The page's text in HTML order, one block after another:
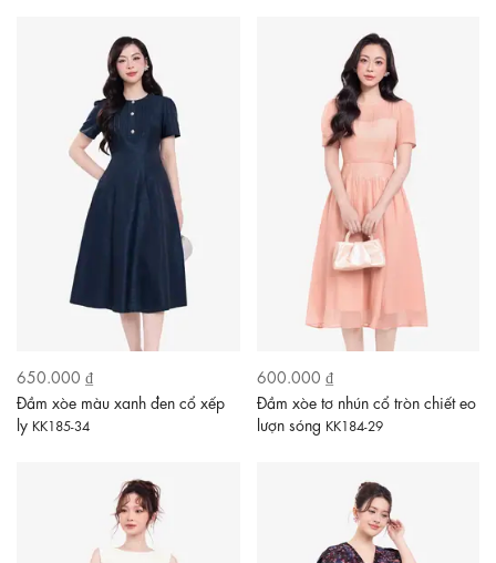
650.000 ₫
Đầm xòe màu xanh đen cổ xếp
ly KK185-34
600.000 ₫
Đầm xòe tơ nhún cổ tròn chiết eo
lượn sóng KK184-29